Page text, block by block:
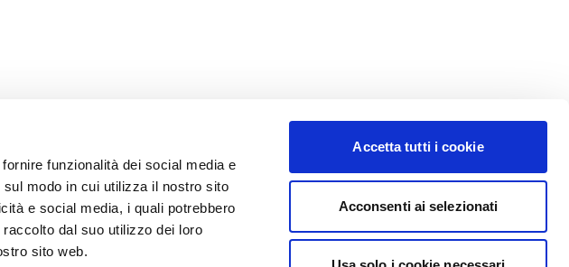
funzionalità dei social media e
modo in cui utilizza il nostro sito
e social media, i quali potrebbero
dal suo utilizzo dei loro
sito web.
Accetta tutti i cookie
Acconsenti ai selezionati